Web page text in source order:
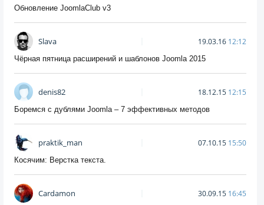
Обновление JoomlaClub v3
Slava 19.03.16 12:12
Чёрная пятница расширений и шаблонов Joomla 2015
denis82 18.12.15 12:15
Боремся с дублями Joomla – 7 эффективных методов
praktik_man 07.10.15 15:50
Косячим: Верстка текста.
Cardamon 30.09.15 16:45